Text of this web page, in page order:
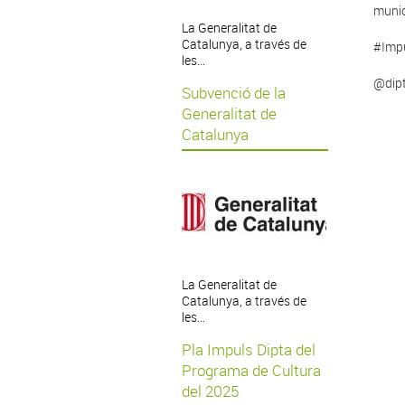
La Generalitat de
Catalunya, a través de
les...
Subvenció de la
Generalitat de
Catalunya
La Generalitat de
Catalunya, a través de
les...
Pla Impuls Dipta del
Programa de Cultura
del 2025